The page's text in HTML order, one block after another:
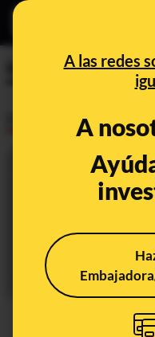
A las redes
A
injerencias
De canales
Rusia o EEUU